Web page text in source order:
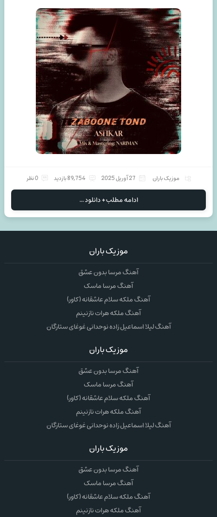
موزیک باران 27 آوریل 2025 89,754 بازدید 0 نظر
ادامه مطلب + دانلود ...
موزیک باران
آهنگ مرسا بدون عشق
آهنگ مرسا ماسک
آهنگ ملکه سلام عاشقانه (کاور)
آهنگ ملکه هرات نازنینم
آهنگ لیلا اسماعیل زاده نوحدانی غوغای ستارگان
موزیک باران
آهنگ مرسا بدون عشق
آهنگ مرسا ماسک
آهنگ ملکه سلام عاشقانه (کاور)
آهنگ ملکه هرات نازنینم
آهنگ لیلا اسماعیل زاده نوحدانی غوغای ستارگان
موزیک باران
آهنگ مرسا بدون عشق
آهنگ مرسا ماسک
آهنگ ملکه سلام عاشقانه (کاور)
آهنگ ملکه هرات نازنینم